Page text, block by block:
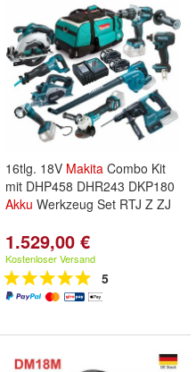
16tlg. 18V Makita Combo Kit
mit DHP458 DHR243 DKP180
Akku Werkzeug Set RTJ Z ZJ
1.529,00 €
Kostenloser Versand
5